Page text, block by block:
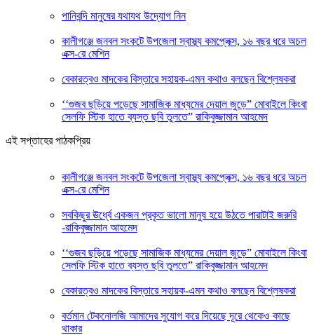
পানিবন্দি মানুষের যথাযথ উদ্যোগ নিন
কালীগঞ্জে জনবল সংকটে উপজেলা স্বাস্থ্য কমপ্লেক্স, ১৬ বছর ধরে অচল
এক্স-রে মেশিন
বেকারত্বও মাদকের বিস্তারে সহায়ক-এমন কথাও বলছেন বিশ্লেষকরা
‘‘গুজব ছড়িয়ে পড়েছে সামাজিক মাধ্যমের দেয়াল জুড়ে” মোবাইলে কিংবা
সেলফি স্টিক হাতে ব্যস্ত ছবি তুলতে” রাকিবুজ্জামান আহমেদ
এই সপ্তাহের পাঠকপ্রিয়
কালীগঞ্জে জনবল সংকটে উপজেলা স্বাস্থ্য কমপ্লেক্স, ১৬ বছর ধরে অচল
এক্স-রে মেশিন
সবকিছুর ঊর্ধ্বে একজন প্রকৃত ভালো মানুষ হয়ে উঠতে পারাটাই জরুরি
-রাকিবুজ্জামান আহমেদ
‘‘গুজব ছড়িয়ে পড়েছে সামাজিক মাধ্যমের দেয়াল জুড়ে” মোবাইলে কিংবা
সেলফি স্টিক হাতে ব্যস্ত ছবি তুলতে” রাকিবুজ্জামান আহমেদ
বেকারত্বও মাদকের বিস্তারে সহায়ক-এমন কথাও বলছেন বিশ্লেষকরা
বর্তমান টেকনোলজি আমাদের সুযোগ করে দিয়েছে দূরে থেকেও কাছে
থাকার